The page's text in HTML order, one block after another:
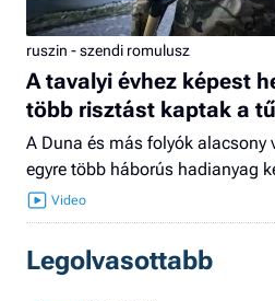
ruszin - szendi romulusz
A tavalyi évhez képest
több risztást kaptak a
A Duna és más folyók alacsony
egyre több háborús hadianyag
Legolvasottabb